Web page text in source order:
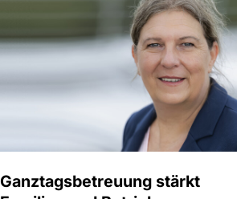
Ganztagsbetreuung stärkt